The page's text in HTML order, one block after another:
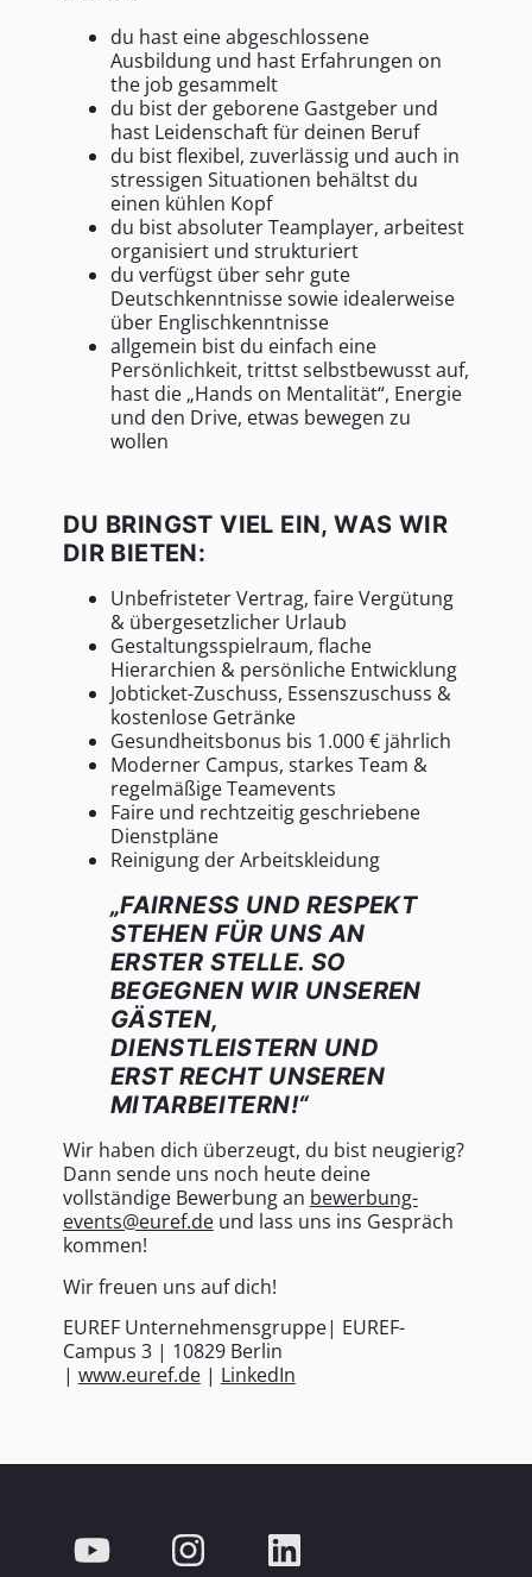
du hast eine abgeschlossene
Ausbildung und hast Erfahrungen on
the job gesammelt
du bist der geborene Gastgeber und
hast Leidenschaft für deinen Beruf
du bist flexibel, zuverlässig und auch in
stressigen Situationen behältst du
einen kühlen Kopf
du bist absoluter Teamplayer, arbeitest
organisiert und strukturiert
du verfügst über sehr gute
Deutschkenntnisse sowie idealerweise
über Englischkenntnisse
allgemein bist du einfach eine
Persönlichkeit, trittst selbstbewusst auf,
hast die „Hands on Mentalität“, Energie
und den Drive, etwas bewegen zu
wollen
DU BRINGST VIEL EIN, WAS WIR
DIR BIETEN:
Unbefristeter Vertrag, faire Vergütung
& übergesetzlicher Urlaub
Gestaltungsspielraum, flache
Hierarchien & persönliche Entwicklung
Jobticket-Zuschuss, Essenszuschuss &
kostenlose Getränke
Gesundheitsbonus bis 1.000 € jährlich
Moderner Campus, starkes Team &
regelmäßige Teamevents
Faire und rechtzeitig geschriebene
Dienstpläne
Reinigung der Arbeitskleidung
„FAIRNESS UND RESPEKT
STEHEN FÜR UNS AN
ERSTER STELLE. SO
BEGEGNEN WIR UNSEREN
GÄSTEN,
DIENSTLEISTERN UND
ERST RECHT UNSEREN
MITARBEITERN!“
Wir haben dich überzeugt, du bist neugierig?
Dann sende uns noch heute deine
vollständige Bewerbung an bewerbung-
events@euref.deund lass uns ins Gespräch
kommen!
Wir freuen uns auf dich!
EUREF Unternehmensgruppe| EUREF-
Campus 3 | 10829 Berlin
| www.euref.de| LinkedIn